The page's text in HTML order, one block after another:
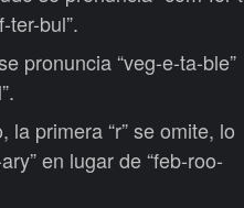
ter-bul”.
pronuncia “veg-e-ta-ble”
la primera “r” se omite, lo
en lugar de “feb-roo-